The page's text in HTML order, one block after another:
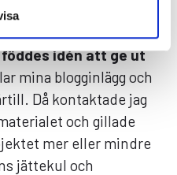
att jag var färdig med
idén att ge ut
mina blogginlägg och
Då kontaktade jag
och gillade
mer eller mindre
jättekul och